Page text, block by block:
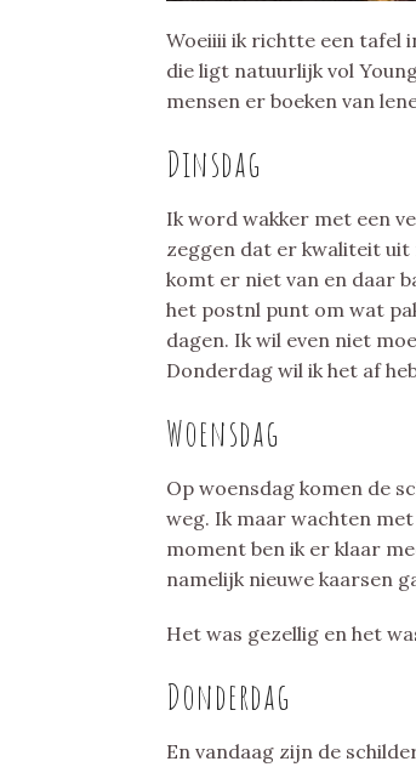
Woeiiii ik richtte een tafel
die ligt natuurlijk vol
mensen er boeken van
Dinsdag
Ik word wakker met een
zeggen dat er kwaliteit uit
komt er niet van en daar
het postnl punt om wat
dagen. Ik wil even niet
Donderdag wil ik het af
Woensdag
Op woensdag komen de
weg. Ik maar wachten
moment ben ik er klaar
namelijk nieuwe kaarsen
Het was gezellig en het
Donderdag
En vandaag zijn de